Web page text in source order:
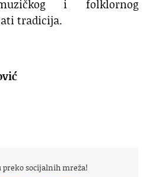
i folklornog
tradicija.
preko socijalnih mreža!